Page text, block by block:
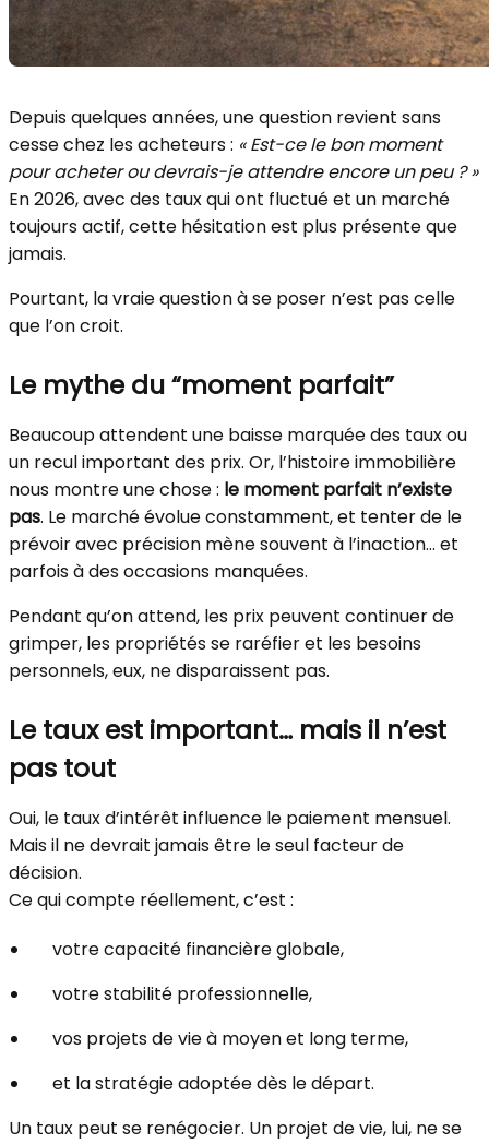
Depuis quelques années, une question revient sans
cesse chez les acheteurs : « Est-ce le bon moment
pour acheter ou devrais-je attendre encore un peu ? »
En 2026, avec des taux qui ont fluctué et un marché
toujours actif, cette hésitation est plus présente que
jamais.
Pourtant, la vraie question à se poser n’est pas celle
que l’on croit.
Le mythe du “moment parfait”
Beaucoup attendent une baisse marquée des taux ou
un recul important des prix. Or, l’histoire immobilière
nous montre une chose : le moment parfait n’existe
pas. Le marché évolue constamment, et tenter de le
prévoir avec précision mène souvent à l’inaction… et
parfois à des occasions manquées.
Pendant qu’on attend, les prix peuvent continuer de
grimper, les propriétés se raréfier et les besoins
personnels, eux, ne disparaissent pas.
Le taux est important… mais il n’est
pas tout
Oui, le taux d’intérêt influence le paiement mensuel.
Mais il ne devrait jamais être le seul facteur de
décision.
Ce qui compte réellement, c’est :
votre capacité financière globale,
votre stabilité professionnelle,
vos projets de vie à moyen et long terme,
et la stratégie adoptée dès le départ.
Un taux peut se renégocier. Un projet de vie, lui, ne se